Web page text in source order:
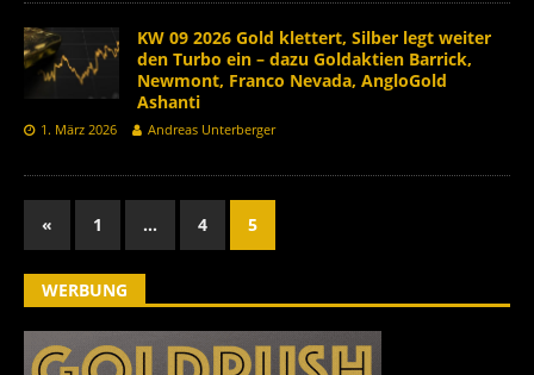
KW 09 2026 Gold klettert, Silber legt weiter
den Turbo ein – dazu Goldaktien Barrick,
Newmont, Franco Nevada, AngloGold
Ashanti
1. März 2026 Andreas Unterberger
« 1 … 4 5
WERBUNG